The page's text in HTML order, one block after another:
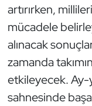
artırırken,
mücadele
alınacak
zamanda
etkileyecek. Ay-
sahnesinde